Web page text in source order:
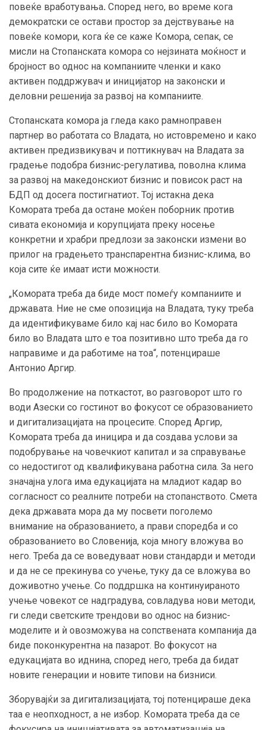
повеќе вработувања. Според него, во време кога
демократски се остави простор за дејствување на
повеќе комори, кога ќе се каже Комора, сепак, се
мисли на Стопанската комора со нејзината моќност и
бројност во однос на компаниите членки и како
активен поддржувач и иницијатор на законски и
деловни решенија за развој на компаниите.
Стопанската комора ја гледа како рамноправен
партнер во работата со Владата, но истовремено и како
активен предизвикувач и поттикнувач на Владата за
градење подобра бизнис-регулатива, поволна клима
за развој на македонскиот бизнис и повисок раст на
БДП од досега постигнатиот. Тој истакна дека
Комората треба да остане моќен поборник против
сивата економија и корупцијата преку носење
конкретни и храбри предлози за законски измени во
прилог на градењето транспарентна бизнис-клима, во
која сите ќе имаат исти можности.
„Комората треба да биде мост помеѓу компаниите и
државата. Ние не сме опозиција на Владата, туку треба
да идентификуваме било кај нас било во Комората
било во Владата што е тоа позитивно што треба да го
направиме и да работиме на тоа“, потенцираше
Антонио Аргир.
Во продолжение на поткастот, во разговорот што го
води Азески со гостинот во фокусот се образованието
и дигитализацијата на процесите. Според Аргир,
Комората треба да иницира и да создава услови за
подобрување на човечкиот капитал и за справување
со недостигот од квалификувана работна сила. За него
значајна улога има едукацијата на младиот кадар во
согласност со реалните потреби на стопанството. Смета
дека државата мора да му посвети поголемо
внимание на образованието, а прави споредба и со
образованието во Словенија, која многу вложува во
него. Треба да се воведуваат нови стандарди и методи
и да не се прекинува со учење, туку да се вложува во
доживотно учење. Со поддршка на континуираното
учење човекот се надградува, совладува нови методи,
ги следи светските трендови во однос на бизнис-
моделите и ѝ овозможува на сопствената компанија да
биде поконкурентна на пазарот. Во фокусот на
едукацијата во иднина, според него, треба да бидат
новите генерации и новите типови на бизниси.
Зборувајќи за дигитализацијата, тој потенцираше дека
таа е неопходност, а не избор. Комората треба да се